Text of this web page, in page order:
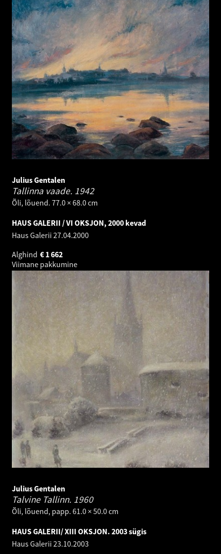
Julius Gentalen
Tallinna vaade. 1942
Õli, lõuend. 77.0 × 68.0 cm
HAUS GALERII / VI OKSJON, 2000 kevad
Haus Galerii 27.04.2000
Alghind
1 662
€
Viimane pakkumine
Julius Gentalen
Talvine Tallinn. 1960
Õli, lõuend, papp. 61.0 × 50.0 cm
HAUS GALERII/ XIII OKSJON. 2003 sügis
Haus Galerii 23.10.2003